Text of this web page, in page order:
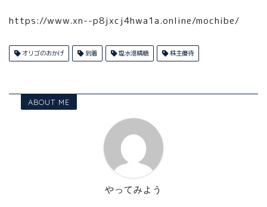
https://www.xn--p8jxcj4hwa1a.online/mochibe/
オリゴのおかげ 到着 塩水港精糖 株主優待
ABOUT ME
やってみよう